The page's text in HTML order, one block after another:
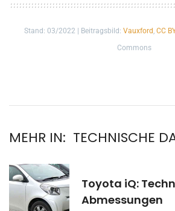
Stand: 03/2022 | Beitragsbild: Vauxford , CC
Commons
MEHR IN: TECHNISCHE
Toyota iQ:
Abmessungen